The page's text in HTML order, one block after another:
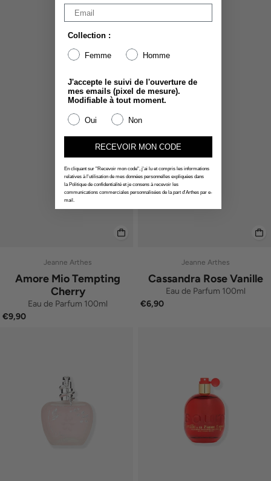
Jeanne Arthes
Amore Mio Tempting
Cherry
Eau de Parfum 100ml
€9,90
Jeanne Arthes
Cassandra Rose Vanille
Eau de Parfum 100ml
€6,90
Collection :
Femme Homme
J'accepte le suivi de l'ouverture de
mes emails (pixel de mesure).
Modifiable à tout moment.
Oui Non
RECEVOIR MON CODE
En cliquant sur "Recevoir mon code", j'ai lu et compris les informations
relatives à l'utilisation de mes données personnelles expliquées dans
la Politique de confidentialité et je consens à recevoir les
communications commerciales personnalisées de la part d'Arthes par e-
mail.